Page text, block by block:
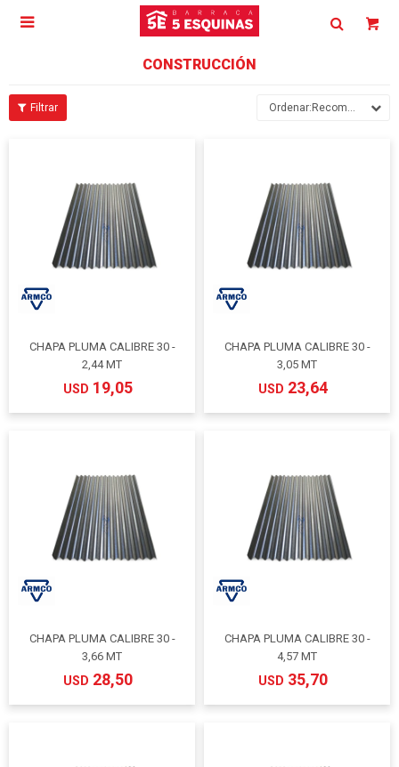

CONSTRUCCIÓN
Recomendados
CHAPA PLUMA CALIBRE 30 -
2,44 MT
USD 19,05
CHAPA PLUMA CALIBRE 30 -
3,05 MT
USD 23,64
CHAPA PLUMA CALIBRE 30 -
3,66 MT
USD 28,50
CHAPA PLUMA CALIBRE 30 -
4,57 MT
USD 35,70